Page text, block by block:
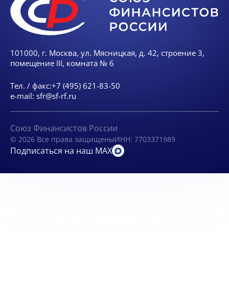
101000, г. Москва, ул. Мясницкая, д. 42, строение 3,
помещение III, комната № 6
Тел. / факс:+7 (495) 621-83-50
e-mail: sfr@sf-rf.ru
Союз Финансистов России
© 2026 Все права защищеныИНН: 7703371989
Подписаться на наш MAX